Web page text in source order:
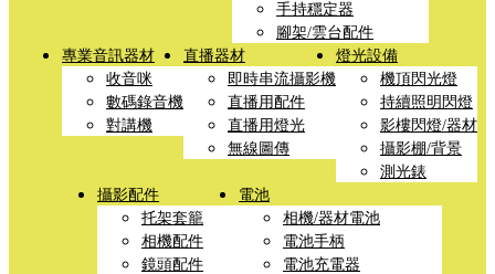
手持穩定器
腳架/雲台配件
專業音訊器材
收音咪
數碼錄音機
對講機
直播器材
即時串流攝影機
直播用配件
直播用燈光
無線圖傳
燈光設備
機頂閃光燈
持續照明閃燈
影樓閃燈/器材
攝影棚/背景
測光錶
攝影配件
托架套籠
相機配件
鏡頭配件
電池
相機/器材電池
電池手柄
電池充電器